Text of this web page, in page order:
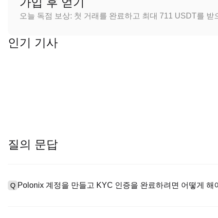
오늘 독점 보상: 첫 거래를 완료하고 최대 711 USDT를 받
인기 기사
질의 문답
Q Polonix 계정을 만들고 KYC 인증을 완료하려면 어떻게 해